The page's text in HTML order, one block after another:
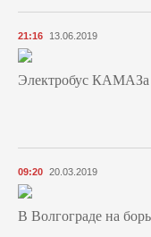
21:16 13.06.2019
Электробус КАМАЗа
09:20 20.03.2019
В Волгограде на